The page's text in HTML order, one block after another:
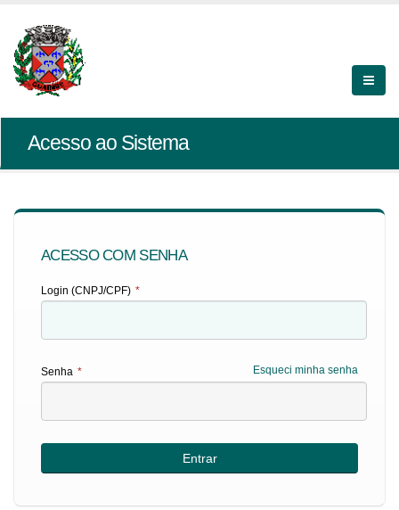
Acesso ao Sistema
ACESSO COM SENHA
Login (CNPJ/CPF) *
Esqueci minha senha
Senha *